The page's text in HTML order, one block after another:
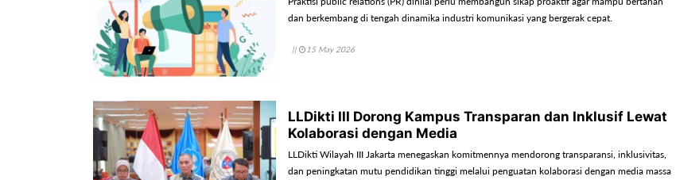
dan berkembang di tengah dinamika industri komunikasi yang bergerak cepat.
|| 15 May 2026
LLDikti III Dorong Kampus Transparan dan Inklusif Lewat
Kolaborasi dengan Media
LLDikti Wilayah III Jakarta menegaskan komitmennya mendorong transparansi, inklusivitas,
dan peningkatan mutu pendidikan tinggi melalui penguatan kolaborasi dengan media massa